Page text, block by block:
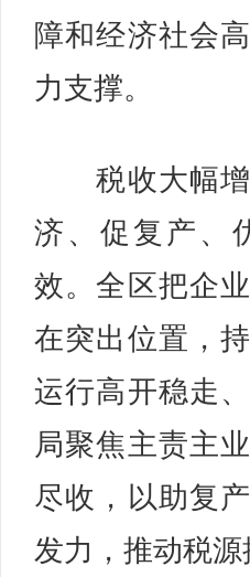
障和经济社会
力支撑。
税收大幅增
济、促复产、
效。全区把企
在突出位置，
运行高开稳走
局聚焦主责主
尽收，以助复
发力，推动税源